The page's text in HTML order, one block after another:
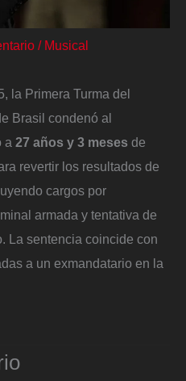
/ Musical
la Primera Turma del
Brasil condenó al
a 27 años y 3 meses de
revertir los resultados de
cargos por
armada y tentativa de
La sentencia coincide con
a un exmandatario en la